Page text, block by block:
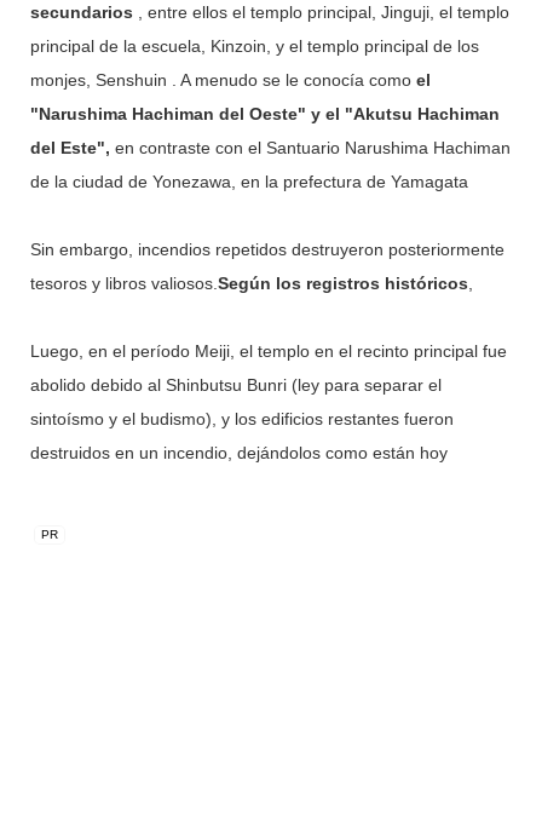
secundarios , entre ellos el templo principal, Jinguji, el templo
principal de la escuela, Kinzoin, y el templo principal de los
monjes, Senshuin . A menudo se le conocía como el
"Narushima Hachiman del Oeste" y el "Akutsu Hachiman
del Este", en contraste con el Santuario Narushima Hachiman
de la ciudad de Yonezawa, en la prefectura de Yamagata
Sin embargo, incendios repetidos destruyeron posteriormente
tesoros y libros valiosos. Según los registros históricos
Luego, en el período Meiji, el templo en el recinto principal fue
abolido debido al Shinbutsu Bunri (ley para separar el
sintoísmo y el budismo), y los edificios restantes fueron
destruidos en un incendio, dejándolos como están hoy